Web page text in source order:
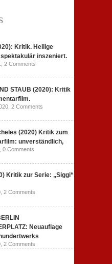
Kritik. Heilige
inszeniert.
2 Comments
STAUB (2020): Kritik
2 Comments
(2020) Kritik zum
unverständlich,
0 Comments
Kritik zur Serie: „Siggi“
2 Comments
Neuauflage
2 Comments